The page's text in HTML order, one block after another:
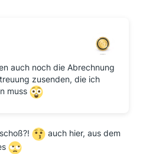
auch noch die Abrechnung
zusenden, die ich
muss
auch hier, aus dem